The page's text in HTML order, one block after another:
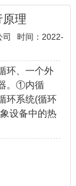
理
时间：2022-
环、一个外
。①内循
环系统(循环
设备中的热